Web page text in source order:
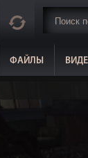
ФАЙЛЫ